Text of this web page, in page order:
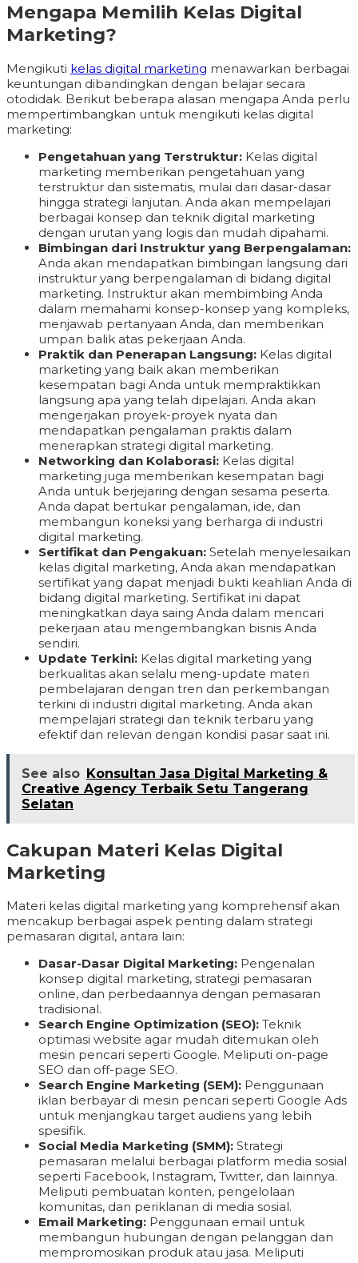
Mengapa Memilih Kelas Digital
Marketing?
Mengikuti kelas digital marketing menawarkan berbagai
keuntungan dibandingkan dengan belajar secara
otodidak. Berikut beberapa alasan mengapa Anda perlu
mempertimbangkan untuk mengikuti kelas digital
marketing:
Pengetahuan yang Terstruktur: Kelas digital
marketing memberikan pengetahuan yang
terstruktur dan sistematis, mulai dari dasar-dasar
hingga strategi lanjutan. Anda akan mempelajari
berbagai konsep dan teknik digital marketing
dengan urutan yang logis dan mudah dipahami.
Bimbingan dari Instruktur yang Berpengalaman:
Anda akan mendapatkan bimbingan langsung dari
instruktur yang berpengalaman di bidang digital
marketing. Instruktur akan membimbing Anda
dalam memahami konsep-konsep yang kompleks,
menjawab pertanyaan Anda, dan memberikan
umpan balik atas pekerjaan Anda.
Praktik dan Penerapan Langsung: Kelas digital
marketing yang baik akan memberikan
kesempatan bagi Anda untuk mempraktikkan
langsung apa yang telah dipelajari. Anda akan
mengerjakan proyek-proyek nyata dan
mendapatkan pengalaman praktis dalam
menerapkan strategi digital marketing.
Networking dan Kolaborasi: Kelas digital
marketing juga memberikan kesempatan bagi
Anda untuk berjejaring dengan sesama peserta.
Anda dapat bertukar pengalaman, ide, dan
membangun koneksi yang berharga di industri
digital marketing.
Sertifikat dan Pengakuan: Setelah menyelesaikan
kelas digital marketing, Anda akan mendapatkan
sertifikat yang dapat menjadi bukti keahlian Anda di
bidang digital marketing. Sertifikat ini dapat
meningkatkan daya saing Anda dalam mencari
pekerjaan atau mengembangkan bisnis Anda
sendiri.
Update Terkini: Kelas digital marketing yang
berkualitas akan selalu meng-update materi
pembelajaran dengan tren dan perkembangan
terkini di industri digital marketing. Anda akan
mempelajari strategi dan teknik terbaru yang
efektif dan relevan dengan kondisi pasar saat ini.
See also Konsultan Jasa Digital Marketing &
Creative Agency Terbaik Setu Tangerang
Selatan
Cakupan Materi Kelas Digital
Marketing
Materi kelas digital marketing yang komprehensif akan
mencakup berbagai aspek penting dalam strategi
pemasaran digital, antara lain:
Dasar-Dasar Digital Marketing: Pengenalan
konsep digital marketing, strategi pemasaran
online, dan perbedaannya dengan pemasaran
tradisional.
Search Engine Optimization (SEO): Teknik
optimasi website agar mudah ditemukan oleh
mesin pencari seperti Google. Meliputi on-page
SEO dan off-page SEO.
Search Engine Marketing (SEM): Penggunaan
iklan berbayar di mesin pencari seperti Google Ads
untuk menjangkau target audiens yang lebih
spesifik.
Social Media Marketing (SMM): Strategi
pemasaran melalui berbagai platform media sosial
seperti Facebook, Instagram, Twitter, dan lainnya.
Meliputi pembuatan konten, pengelolaan
komunitas, dan periklanan di media sosial.
Email Marketing: Penggunaan email untuk
membangun hubungan dengan pelanggan dan
mempromosikan produk atau jasa. Meliputi